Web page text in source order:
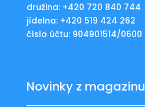
družina: +420 720 840 744
jídelna: +420 519 424 262
číslo účtu: 904901514/0600
Novinky z magazínu